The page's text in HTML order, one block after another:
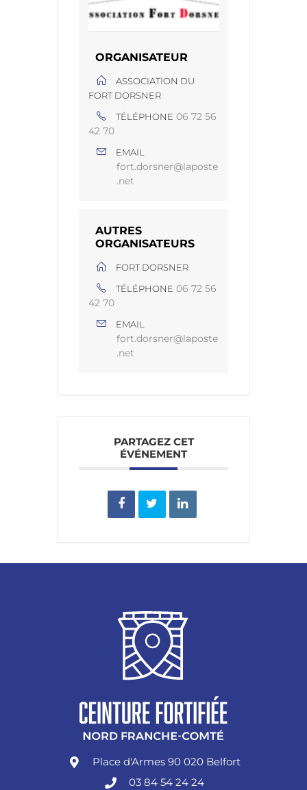
ORGANISATEUR
ASSOCIATION DU
FORT DORSNER
TÉLÉPHONE 06 72 56
42 70
EMAIL
fort.dorsner@laposte
.net
AUTRES
ORGANISATEURS
FORT DORSNER
TÉLÉPHONE 06 72 56
42 70
EMAIL
fort.dorsner@laposte
.net
PARTAGEZ CET
ÉVÉNEMENT
Place d'Armes 90 020 Belfort
03 84 54 24 24